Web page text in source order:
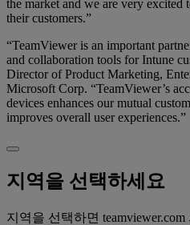
the market and we are very
their customers.”
“TeamViewer is an important
and collaboration tools for Intune
Director of Product Marketing,
Microsoft Corp. “TeamViewer’s
devices enhances our mutual
improves overall user experiences.”
지역을 선택하세요
지역을 선택하면